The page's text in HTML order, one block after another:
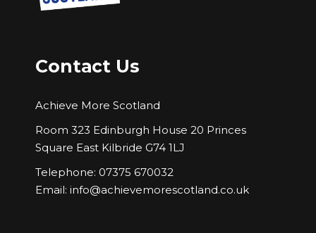
Contact Us
Achieve More Scotland
Room 323 Edinburgh House 20 Princes
Square East Kilbride G74 1LJ
Telephone: 07375 670032
Email: info@achievemorescotland.co.uk